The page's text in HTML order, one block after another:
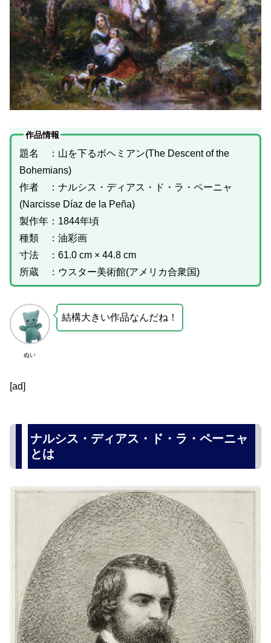
作品情報
題名 ：山を下るボヘミアン(The Descent of the
Bohemians)
作者 ：ナルシス・ディアス・ド・ラ・ペーニャ
(Narcisse Díaz de la Peña)
製作年：1844年頃
種類 ：油彩画
寸法 ：61.0 cm × 44.8 cm
所蔵 ：ウスター美術館(アメリカ合衆国)
ぬい
結構大きい作品なんだね！
[ad]
ナルシス・ディアス・ド・ラ・ペーニャ
とは